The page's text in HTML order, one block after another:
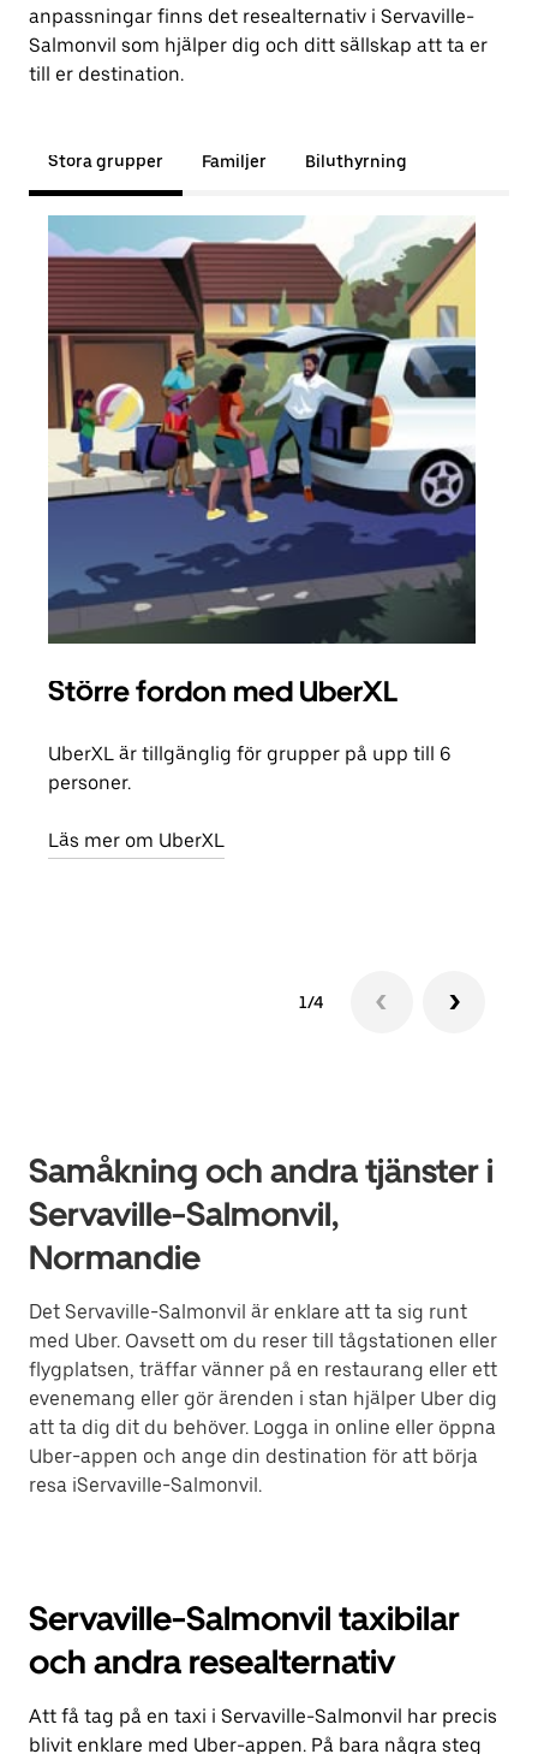
anpassningar finns det resealternativ i Servaville-
Salmonvil som hjälper dig och ditt sällskap att ta er
till er destination.
Stora grupper Familjer Biluthyrning
Större fordon med UberXL
UberXL är tillgänglig för grupper på upp till 6
personer.
Läs mer om UberXL
1/4
Samåkning och andra tjänster i
Servaville-Salmonvil,
Normandie
Det Servaville-Salmonvil är enklare att ta sig runt
med Uber. Oavsett om du reser till tågstationen eller
flygplatsen, träffar vänner på en restaurang eller ett
evenemang eller gör ärenden i stan hjälper Uber dig
att ta dig dit du behöver. Logga in online eller öppna
Uber-appen och ange din destination för att börja
resa iServaville-Salmonvil.
Servaville-Salmonvil taxibilar
och andra resealternativ
Att få tag på en taxi i Servaville-Salmonvil har precis
blivit enklare med Uber-appen. På bara några steg